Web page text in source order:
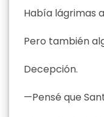
Había lágrimas
Pero también
Decepción.
—Pensé que